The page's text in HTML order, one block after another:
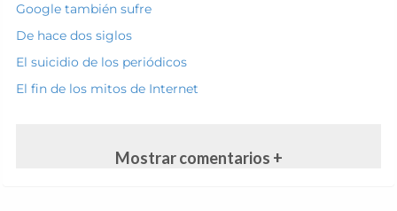
Google también sufre
De hace dos siglos
El suicidio de los periódicos
El fin de los mitos de Internet
Mostrar comentarios +